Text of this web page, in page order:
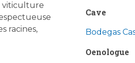
viticulture
racines,
Cave
Bodegas
Oenologue